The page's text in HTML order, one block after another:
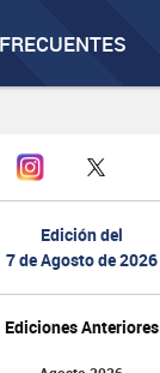
Edición del
7 de Agosto de 2026
Ediciones Anteriores